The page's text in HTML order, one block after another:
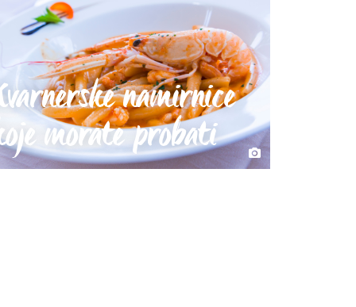
namirnice
morate probati